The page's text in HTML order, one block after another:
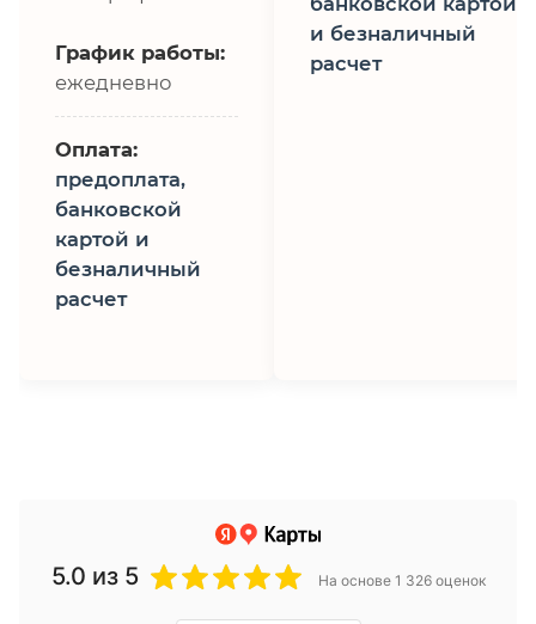
График работы:
ежедневно
Оплата:
предоплата,
банковской
картой и
безналичный
расчет
и безналичный
расчет
5.0 из 5 На основе 1 326 оценок